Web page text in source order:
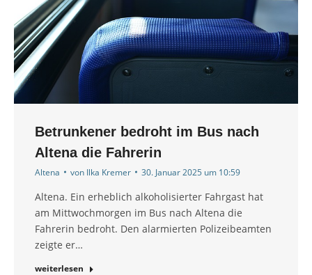
Betrunkener bedroht im Bus nach
Altena die Fahrerin
Altena von Ilka Kremer 30. Januar 2025 um 10:59
Altena. Ein erheblich alkoholisierter Fahrgast hat
am Mittwochmorgen im Bus nach Altena die
Fahrerin bedroht. Den alarmierten Polizeibeamten
zeigte er…
weiterlesen